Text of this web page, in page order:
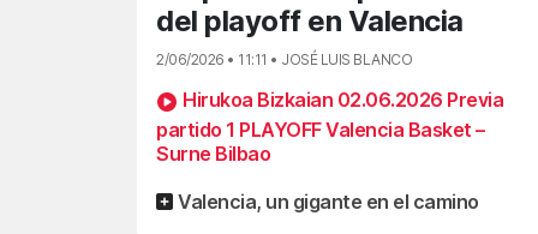
del playoff en Valencia
2/06/2026 • 11:11 • JOSÉ LUIS BLANCO
Hirukoa Bizkaian 02.06.2026 Previa
partido 1 PLAYOFF Valencia Basket –
Surne Bilbao
Valencia, un gigante en el camino